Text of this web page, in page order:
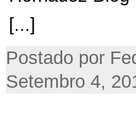
[...]
Postado por
Setembro 4,